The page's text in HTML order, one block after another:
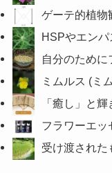
ゲーテ的植物
HSPやエンパ
自分のために
ミムルス (ミ
「癒し」と
フラワーエッ
受け渡され